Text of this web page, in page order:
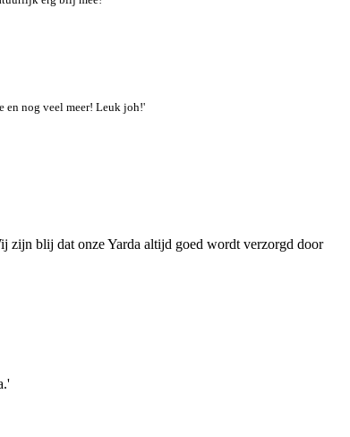
en nog veel meer! Leuk joh!'
zijn blij dat onze Yarda altijd goed wordt verzorgd door